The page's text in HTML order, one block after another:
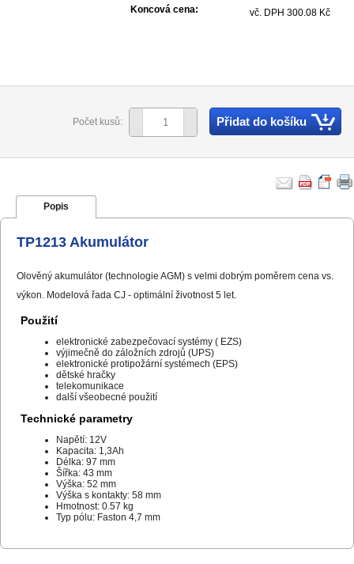
Koncová cena: vč. DPH 300.08 Kč
Počet kusů: Přidat do košíku
Popis
TP1213 Akumulátor
Olověný akumulátor (technologie AGM) s velmi dobrým poměrem cena vs.
výkon. Modelová řada CJ - optimální životnost 5 let.
Použití
elektronické zabezpečovací systémy ( EZS)
výjimečně do záložních zdrojů (UPS)
elektronické protipožární systémech (EPS)
dětské hračky
telekomunikace
další všeobecné použití
Technické parametry
Napětí: 12V
Kapacita: 1,3Ah
Délka: 97 mm
Šířka: 43 mm
Výška: 52 mm
Výška s kontakty: 58 mm
Hmotnost: 0.57 kg
Typ pólu: Faston 4,7 mm